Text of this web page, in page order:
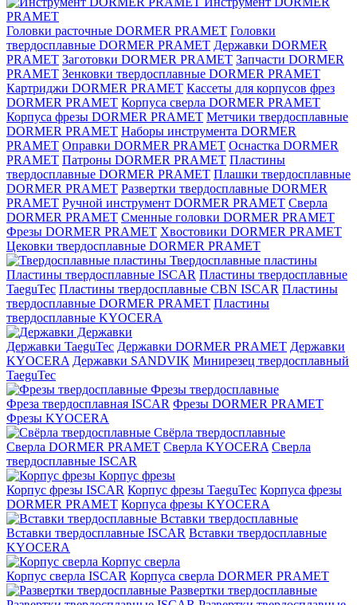
PRAMET
Головки расточные DORMER PRAMET Головки
твердосплавные DORMER PRAMET Державки DORMER
PRAMET Заготовки DORMER PRAMET Запчасти DORMER
PRAMET Зенковки твердосплавные DORMER PRAMET
Картриджи DORMER PRAMET Кассеты для корпусов фрез
DORMER PRAMET Корпуса сверла DORMER PRAMET
Корпуса фрезы DORMER PRAMET Метчики твердосплавные
DORMER PRAMET Наборы инструмента DORMER
PRAMET Оправки DORMER PRAMET Оснастка DORMER
PRAMET Патроны DORMER PRAMET Пластины
твердосплавные DORMER PRAMET Плашки твердосплавные
DORMER PRAMET Развертки твердосплавные DORMER
PRAMET Ручной инструмент DORMER PRAMET Сверла
DORMER PRAMET Сменные головки DORMER PRAMET
Фрезы DORMER PRAMET Хвостовики DORMER PRAMET
Цековки твердосплавные DORMER PRAMET
Твердосплавные пластины
Пластины твердосплавные ISCAR Пластины твердосплавные
TaeguTec Пластины твердосплавные CBN ISCAR Пластины
твердосплавные DORMER PRAMET Пластины
твердосплавные KYOCERA
Державки
Державки TaeguTec Державки DORMER PRAMET Державки
KYOCERA Державки SANDVIK Минирезец твердосплавный
TaeguTec
Фрезы твердосплавные
Фреза твердосплавная ISCAR Фрезы DORMER PRAMET
Фрезы KYOCERA
Свёрла твердосплавные
Сверла DORMER PRAMET Сверла KYOCERA Сверла
твердосплавные ISCAR
Корпус фрезы
Корпус фрезы ISCAR Корпус фрезы TaeguTec Корпуса фрезы
DORMER PRAMET Корпуса фрезы KYOCERA
Вставки твердосплавные
Вставки твердосплавные ISCAR Вставки твердосплавные
KYOCERA
Корпус сверла
Корпус сверла ISCAR Корпуса сверла DORMER PRAMET
Развертки твердосплавные